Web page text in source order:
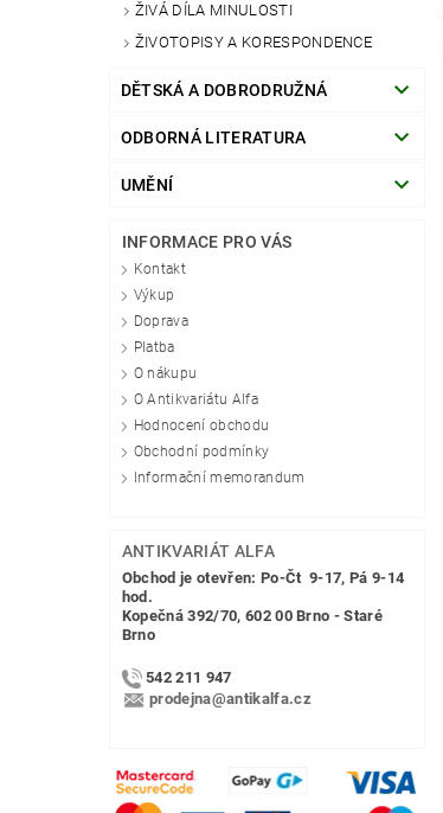
ŽIVÁ DÍLA MINULOSTI
ŽIVOTOPISY A KORESPONDENCE
DĚTSKÁ A DOBRODRUŽNÁ
ODBORNÁ LITERATURA
UMĚNÍ
INFORMACE PRO VÁS
Kontakt
Výkup
Doprava
Platba
O nákupu
O Antikvariátu Alfa
Hodnocení obchodu
Obchodní podmínky
Informační memorandum
ANTIKVARIÁT ALFA
Obchod je otevřen: Po-Čt 9-17, Pá 9-14
hod.
Kopečná 392/70, 602 00 Brno - Staré
Brno
542 211 947
prodejna@antikalfa.cz